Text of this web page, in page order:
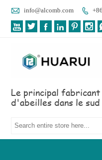
 info@alcomb.com 
     
Le principal
d'abeilles dans le sud